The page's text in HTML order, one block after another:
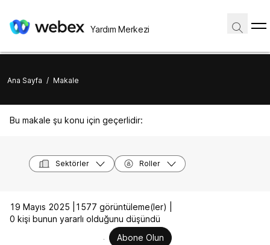
Yardım Merkezi
Ana Sayfa / Makale
Bu makale şu konu için geçerlidir:
Sektörler Roller
19 Mayıs 2025 |
1577 görüntüleme(ler) |
0 kişi bunun yararlı olduğunu düşündü
Abone Olun